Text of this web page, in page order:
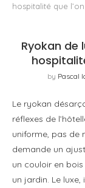
hospitalité que
Ryokan de
by Pascal
Le ryokan
réflexes de
uniforme, pas de
demande un
un couloir en
un jardin. Le luxe,